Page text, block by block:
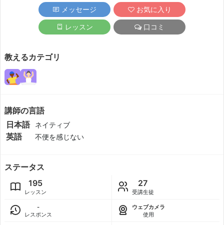
メッセージ お気に入り
レッスン 口コミ
教えるカテゴリ
講師の言語
日本語 ネイティブ
英語 不便を感じない
ステータス
195
レッスン
27
受講生徒
-
レスポンス
ウェブカメラ
使用